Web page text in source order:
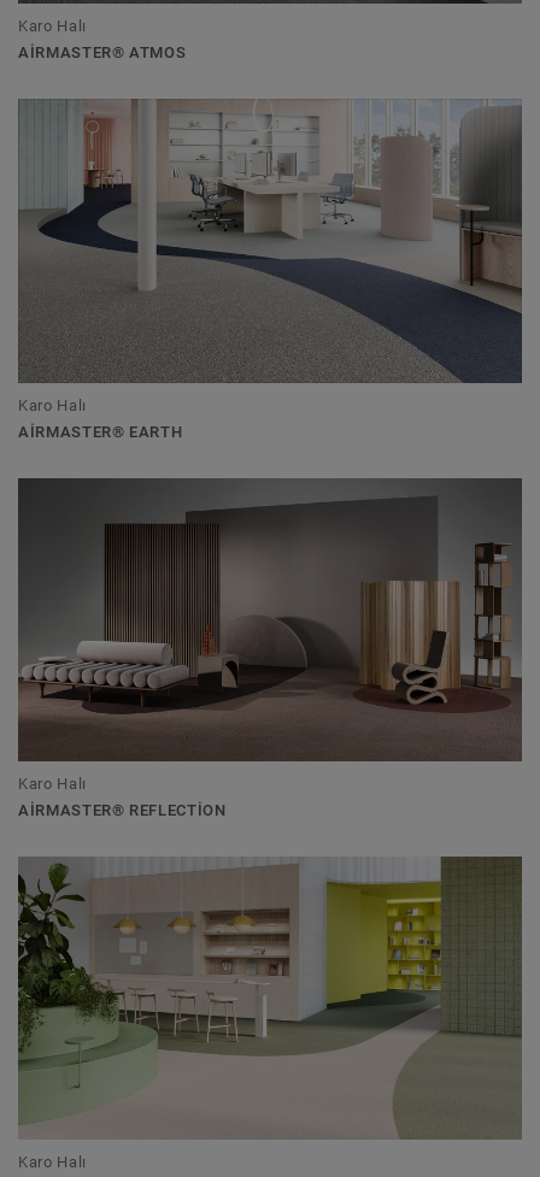
Karo Halı
AIRMASTER® ATMOS
Karo Halı
AIRMASTER® EARTH
Karo Halı
AIRMASTER® REFLECTION
Karo Halı